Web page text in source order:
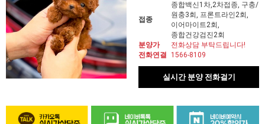
접종
종합백신1차,2차접종, 구충/
원충3회, 프론트라인2회,
이어마이트2회,
종합건강검진2회
분양가
전화상담 부탁드립니다!
전화연결
1566-8109
실시간 분양 전화걸기